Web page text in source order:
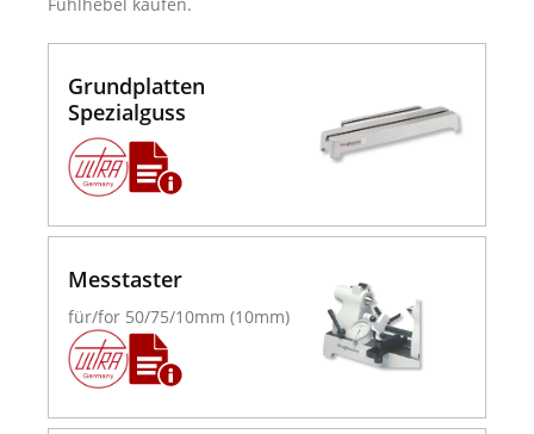
Grundplatten
Spezialguss
Messtaster
für/for 50/75/10mm (10mm)